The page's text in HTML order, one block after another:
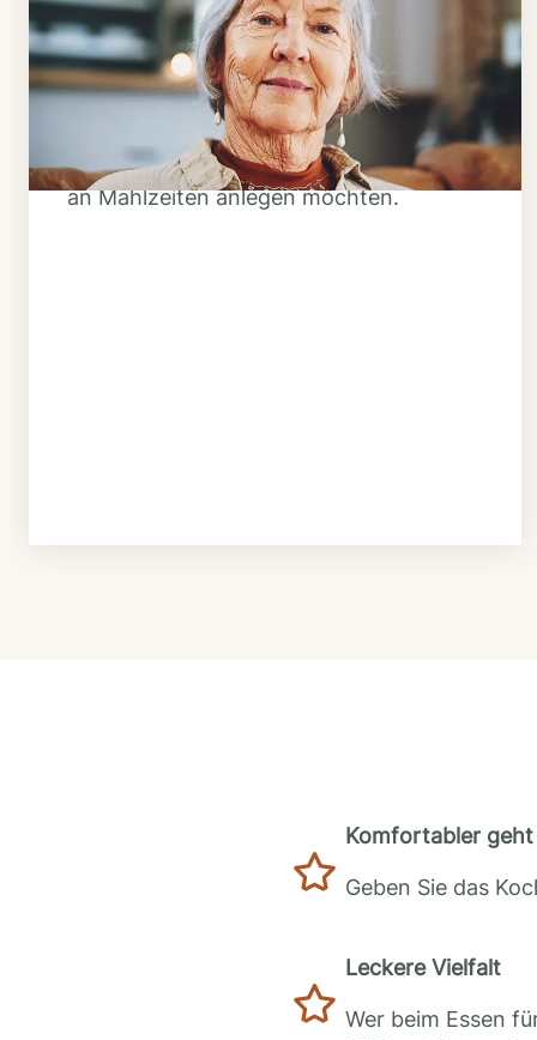
Klarheit schaffen
Überlegen Sie, ob Ihnen das Essen
täglich verzehrfertig geliefert werden
soll oder Sie sich einen Tiefkühl-Vorrat
an Mahlzeiten anlegen möchten.
Komfortabler
Geben Sie das
Leckere Vielfalt
Wer beim Essen